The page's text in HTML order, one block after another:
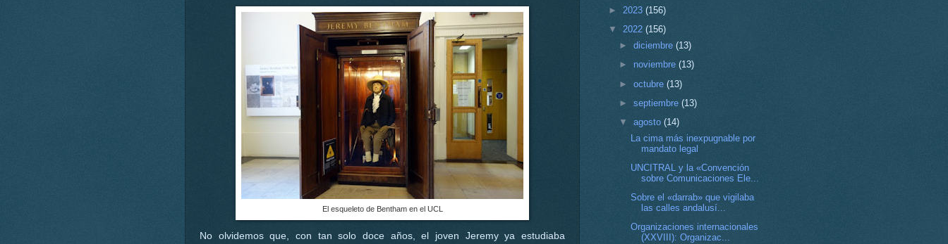
El esqueleto de Bentham en el UCL
No olvidemos que, con tan solo doce años, el joven Jeremy ya estudiaba
► 2023 (156)
▼ 2022 (156)
►diciembre(13)
► noviembre(13)
►octubre(13)
►septiembre(13)
▼agosto(14)
La cima más inexpugnable por
mandato legal
UNCITRAL y la «Convención
sobre Comunicaciones Ele...
Sobre el «darrab» que vigilaba
las calles andalusí...
Organizaciones internacionales
(XXVIII): Organizac...